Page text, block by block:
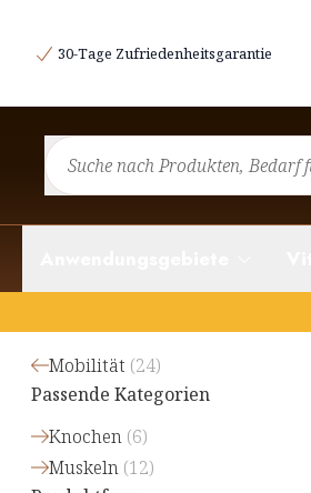
30-Tage Zufriedenheitsgarantie
Mobilität (24)
Passende Kategorien
Knochen (6)
Muskeln (12)